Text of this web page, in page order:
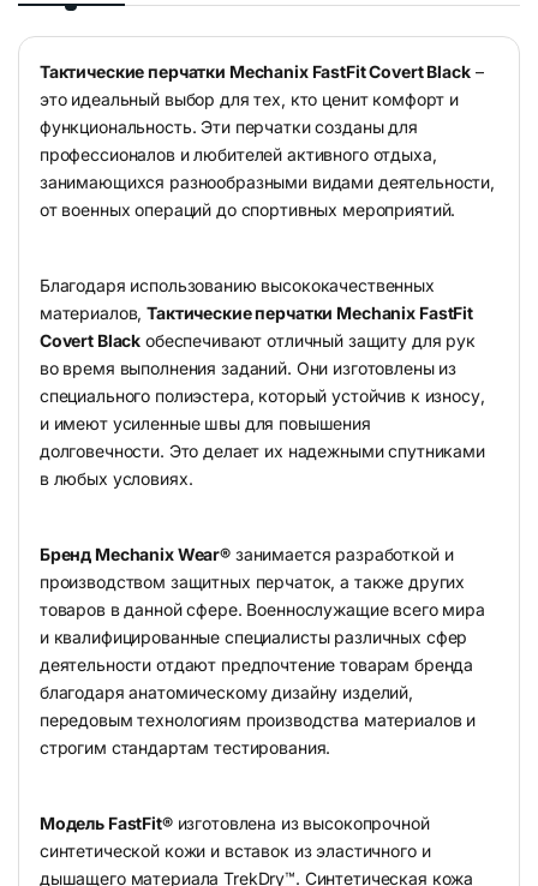
Тактические перчатки Mechanix FastFit Covert Black–
это идеальный выбор для тех, кто ценит комфорт и
функциональность. Эти перчатки созданы для
профессионалов и любителей активного отдыха,
занимающихся разнообразными видами деятельности,
от военных операций до спортивных мероприятий.
Благодаря использованию высококачественных
материалов,Тактические перчатки Mechanix FastFit
Covert Black обеспечивают отличный защиту для рук
во время выполнения заданий. Они изготовлены из
специального полиэстера, который устойчив к износу,
и имеют усиленные швы для повышения
долговечности. Это делает их надежными спутниками
в любых условиях.
Бренд Mechanix Wear® занимается разработкой и
производством защитных перчаток, а также других
товаров в данной сфере. Военнослужащие всего мира
и квалифицированные специалисты различных сфер
деятельности отдают предпочтение товарам бренда
благодаря анатомическому дизайну изделий,
передовым технологиям производства материалов и
строгим стандартам тестирования.
Модель FastFit®изготовлена из высокопрочной
синтетической кожи и вставок из эластичного и
дышащего материала TrekDry™. Синтетическая кожа